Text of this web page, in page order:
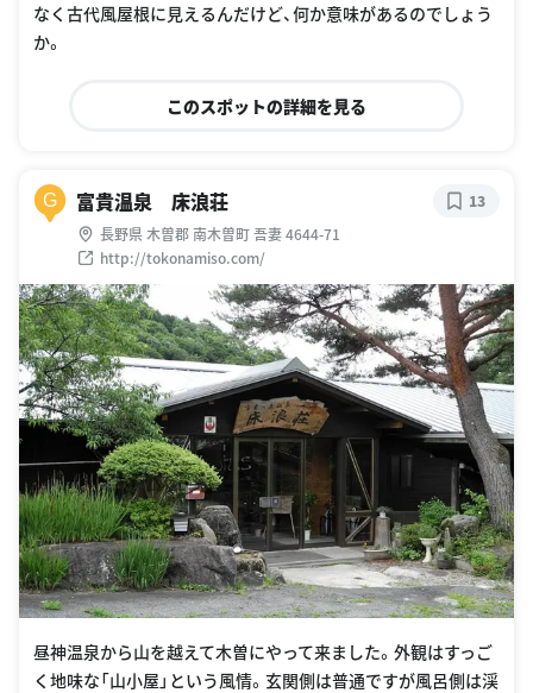
なく古代風屋根に見えるんだけど、何か意味があるのでしょう
か。
このスポットの詳細を見る
G 富貴温泉 床浪荘
長野県 木曽郡 南木曽町 吾妻 4644-71
http://tokonamiso.com/
13
昼神温泉から山を越えて木曽にやって来ました。外観はすっご
く地味な「山小屋」という風情。玄関側は普通ですが風呂側は渓